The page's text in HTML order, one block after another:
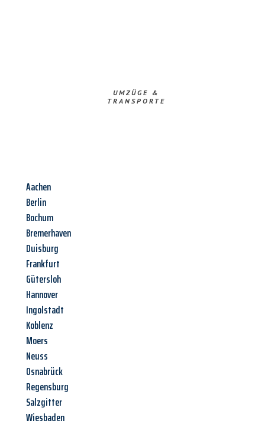
UMZÜGE &
TRANSPORTE
Aachen
Berlin
Bochum
Bremerhaven
Duisburg
Frankfurt
Gütersloh
Hannover
Ingolstadt
Koblenz
Moers
Neuss
Osnabrück
Regensburg
Salzgitter
Wiesbaden